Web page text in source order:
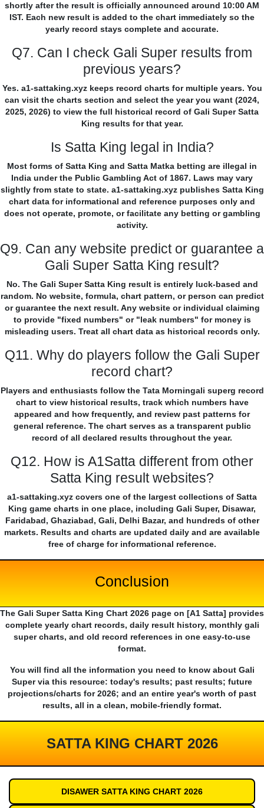
shortly after the result is officially announced around 10:00 AM
IST. Each new result is added to the chart immediately so the
yearly record stays complete and accurate.
Q7. Can I check Gali Super results from
previous years?
Yes. a1-sattaking.xyz keeps record charts for multiple years. You
can visit the charts section and select the year you want (2024,
2025, 2026) to view the full historical record of Gali Super Satta
King results for that year.
Is Satta King legal in India?
Most forms of Satta King and Satta Matka betting are illegal in
India under the Public Gambling Act of 1867. Laws may vary
slightly from state to state. a1-sattaking.xyz publishes Satta King
chart data for informational and reference purposes only and
does not operate, promote, or facilitate any betting or gambling
activity.
Q9. Can any website predict or guarantee a
Gali Super Satta King result?
No. The Gali Super Satta King result is entirely luck-based and
random. No website, formula, chart pattern, or person can predict
or guarantee the next result. Any website or individual claiming
to provide "fixed numbers" or "leak numbers" for money is
misleading users. Treat all chart data as historical records only.
Q11. Why do players follow the Gali Super
record chart?
Players and enthusiasts follow the Tata Morningali superg record
chart to view historical results, track which numbers have
appeared and how frequently, and review past patterns for
general reference. The chart serves as a transparent public
record of all declared results throughout the year.
Q12. How is A1Satta different from other
Satta King result websites?
a1-sattaking.xyz covers one of the largest collections of Satta
King game charts in one place, including Gali Super, Disawar,
Faridabad, Ghaziabad, Gali, Delhi Bazar, and hundreds of other
markets. Results and charts are updated daily and are available
free of charge for informational reference.
Conclusion
The Gali Super Satta King Chart 2026 page on [A1 Satta] provides
complete yearly chart records, daily result history, monthly gali
super charts, and old record references in one easy-to-use
format.
You will find all the information you need to know about Gali
Super via this resource: today's results; past results; future
projections/charts for 2026; and an entire year's worth of past
results, all in a clean, mobile-friendly format.
SATTA KING CHART 2026
DISAWER SATTA KING CHART 2026